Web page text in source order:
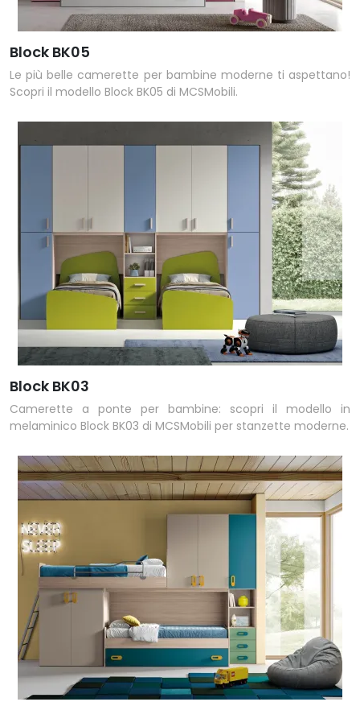
Block BK05
Le più belle camerette per bambine moderne ti aspettano!
Scopri il modello Block BK05 di MCSMobili.
Block BK03
Camerette a ponte per bambine: scopri il modello in
melaminico Block BK03 di MCSMobili per stanzette moderne.